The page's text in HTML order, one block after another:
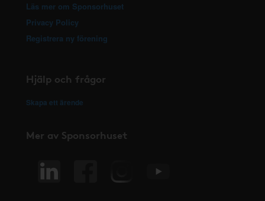
Läs mer om Sponsorhuset
Privacy Policy
Registrera ny förening
Hjälp och frågor
Skapa ett ärende
Mer av Sponsorhuset